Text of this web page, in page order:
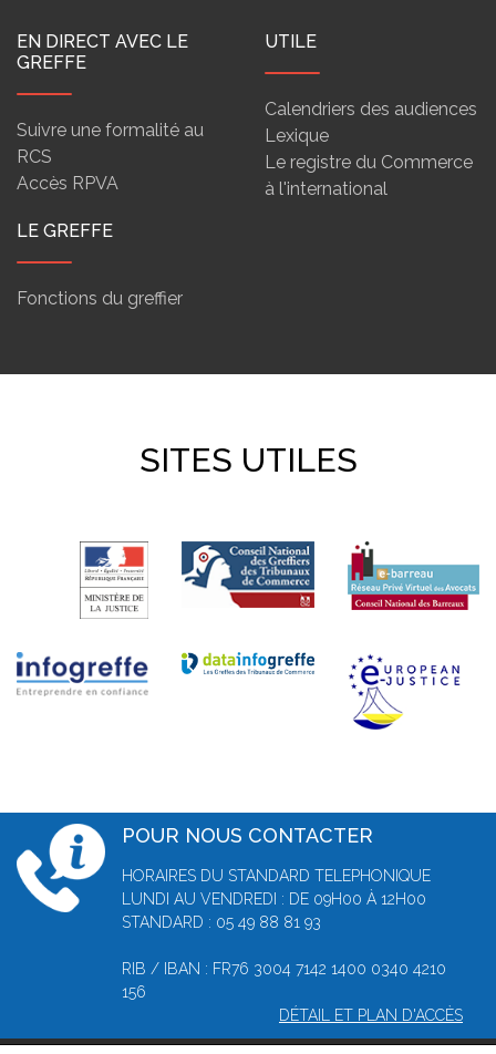
EN DIRECT AVEC LE
GREFFE
Suivre une formalité au
RCS
Accès RPVA
UTILE
Calendriers des audiences
Lexique
Le registre du Commerce
à l'international
LE GREFFE
Fonctions du greffier
SITES UTILES
POUR NOUS CONTACTER
HORAIRES DU STANDARD TELEPHONIQUE
LUNDI AU VENDREDI : DE 09H00 À 12H00
STANDARD : 05 49 88 81 93
RIB / IBAN : FR76 3004 7142 1400 0340 4210
156
DÉTAIL ET PLAN D'ACCÈS